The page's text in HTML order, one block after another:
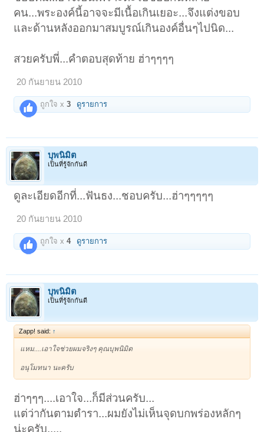
คน...พระองค์นี้อาจจะมีเนื้อเกินเยอะ...จึงแต่งขอบ
และด้านหลังออกมาสมบูรณ์เกินองค์อื่นๆไปนิด...
สวยครับพี่...คำตอบสุดท้าย ฮ่าๆๆๆๆ
20 กันยายน 2010
ถูกใจ x3 ดูรายการ
บุพนิมิต
เป็นที่รู้จักกันดี
ดูละเอียดอีกที่...ฟันธง...ชอบครับ...ฮ่าๆๆๆๆๆ
20 กันยายน 2010
ถูกใจ x4 ดูรายการ
บุพนิมิต
เป็นที่รู้จักกันดี
Zapp! said: ↑
แหม....เอาใจช่วยผมจริงๆ คุณบุพนิมิต
อนุโมทนา นะครับ
ฮ่าๆๆๆ....เอาใจ...ก็มีส่วนครับ...
แต่ว่ากันตามตำรา...ผมยังไม่เห็นจุดบกพร่องหลักๆ
น่ะครับ.....